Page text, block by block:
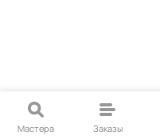
Мастера Заказы